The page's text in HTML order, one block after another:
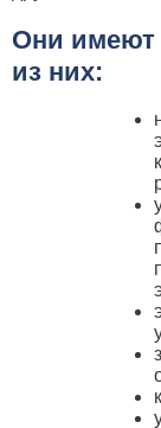
Они имеют
из них: